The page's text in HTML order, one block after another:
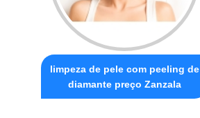
limpeza de pele com peeling de
diamante preço Zanzala